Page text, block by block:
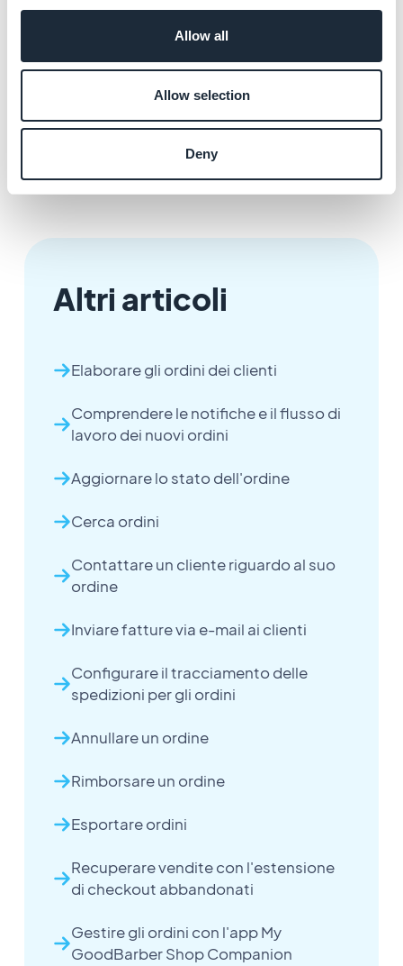
Allow all
Allow selection
Deny
un'attività più urgente.
Puoi inviargli una notifica recupero dell'ordine, in modo
che possano finalizzarlo.
Altri articoli
Elaborare gli ordini dei clienti
Comprendere le notifiche e il flusso di
lavoro dei nuovi ordini
Aggiornare lo stato dell'ordine
Cerca ordini
Contattare un cliente riguardo al suo
ordine
Inviare fatture via e-mail ai clienti
Configurare il tracciamento delle
spedizioni per gli ordini
Annullare un ordine
Rimborsare un ordine
Esportare ordini
Recuperare vendite con l'estensione
di checkout abbandonati
Gestire gli ordini con l'app My
GoodBarber Shop Companion